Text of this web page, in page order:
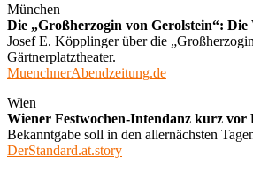
München
Die „Großherzogin von Gerolstein“:
Josef E. Köpplinger über die
Gärtnerplatztheater.
MuenchnerAbendzeitung.de
Wien
Wiener Festwochen-Intendanz kurz vor
Bekanntgabe soll in den allernächsten
DerStandard.at.story